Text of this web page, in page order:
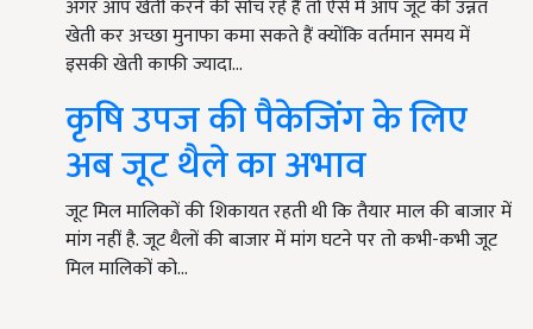
अगर आप खेती करने की सोच रहे हैं तो ऐसे में आप जूट की उन्नत
खेती कर अच्छा मुनाफा कमा सकते हैं क्योंकि वर्तमान समय में
इसकी खेती काफी ज्यादा…
कृषि उपज की पैकेजिंग के लिए
अब जूट थैले का अभाव
जूट मिल मालिकों की शिकायत रहती थी कि तैयार माल की बाजार में
मांग नहीं है. जूट थैलों की बाजार में मांग घटने पर तो कभी-कभी जूट
मिल मालिकों को…